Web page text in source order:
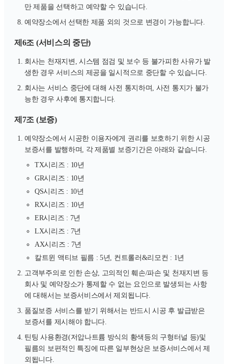
만 제품을 선택하고 예약할 수 있습니다.
예약장소에서 선택한 제품 외의 것으로 변경이 가능합니다.
제6조 (서비스의 중단)
회사는 천재지변, 시스템 점검 및 보수 등 불가피한 사유가 발
생한 경우 서비스의 제공을 일시적으로 중단할 수 있습니다.
회사는 서비스 중단에 대해 사전 통지하며, 사전 통지가 불가
능한 경우 사후에 통지합니다.
제7조 (보증)
예약장소에서 시공한 이용자에게 권리를 보호하기 위한 시공
보증서를 발행하며, 각 제품별 보증기간은 아래와 같습니다.
TX시리즈 : 10년
GR시리즈 : 10년
QS시리즈 : 10년
RX시리즈 : 10년
ER시리즈 : 7년
LX시리즈 : 7년
AX시리즈 : 7년
칼트윈 액티브 필름 : 5년, 컨트롤러&리모컨 : 1년
고객부주의로 인한 손상, 고의적인 훼손/파손 및 천재지변 등
회사 및 예약장소가 통제할 수 없는 요인으로 발생되는 사항
에 대해서는 보증서비스에서 제외됩니다.
품질보증 서비스를 받기 위해서는 반드시 시공 후 발급받은
보증서를 제시해야 합니다.
틴팅 사용환경(저압나트륨 방식의 황색등의 구형터널 등)및
필름의 보편적인 특징에 따른 일부현상은 보증서비스에서 제
외됩니다.